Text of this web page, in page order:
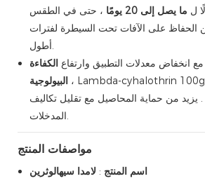
ل ما يصل إلى 20 يومًا
، حتى في الطقس
الحفاظ على الآفات تحت السيطرة لفترات
أطول.
انخفاض معدلات التطبيق وارتفاع الكفاءة
. يزيد من حماية المحاصيل مع تقليل تكاليف
المدخلات.
مواصفات المنتج
اسم المنتج :لامدا سيهالوثرين